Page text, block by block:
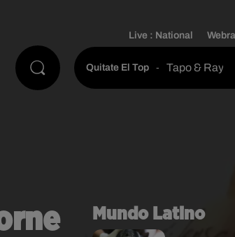
Live : National
Quitate El Top - Tapo & Raya
Mundo Latino